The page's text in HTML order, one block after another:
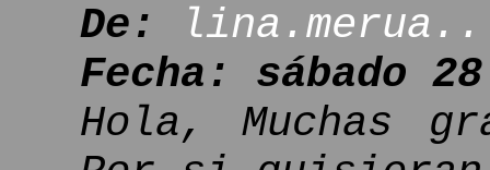
De:
Fecha: sábado
Hola, Muchas